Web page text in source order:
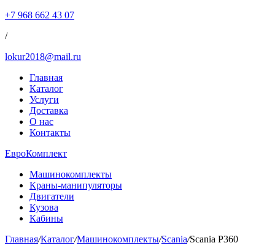
+7 968 662 43 07
/
lokur2018@mail.ru
Главная
Каталог
Услуги
Доставка
О нас
Контакты
ЕвроКомплект
Машинокомплекты
Краны-манипуляторы
Двигатели
Кузова
Кабины
Главная/Каталог/Машинокомплекты/Scania/Scania P360